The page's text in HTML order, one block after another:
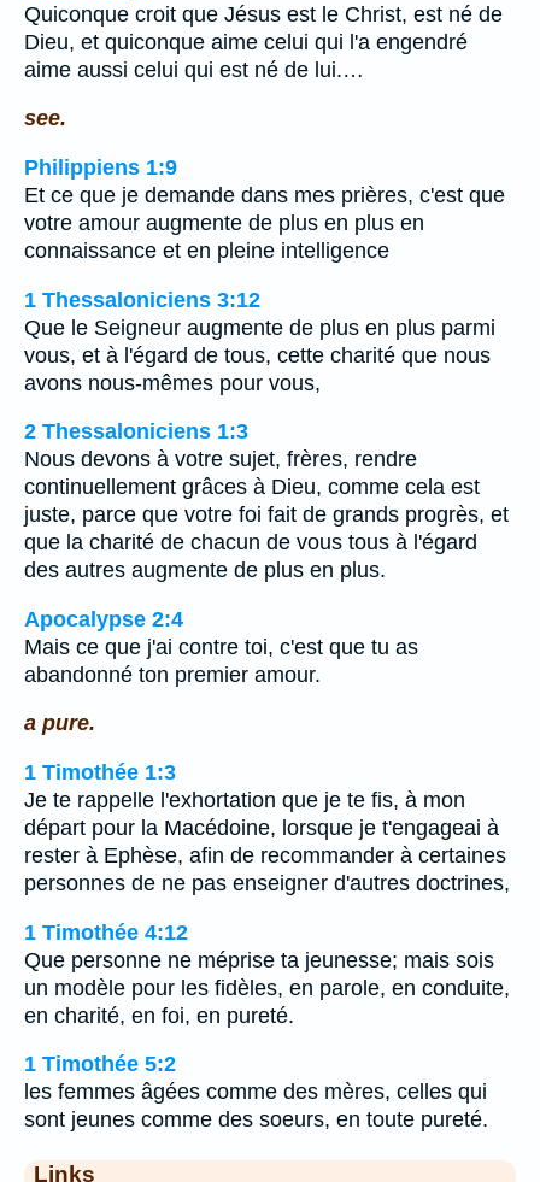
Quiconque croit que Jésus est le Christ, est né de
Dieu, et quiconque aime celui qui l'a engendré
aime aussi celui qui est né de lui.…
see.
Philippiens 1:9
Et ce que je demande dans mes prières, c'est que
votre amour augmente de plus en plus en
connaissance et en pleine intelligence
1 Thessaloniciens 3:12
Que le Seigneur augmente de plus en plus parmi
vous, et à l'égard de tous, cette charité que nous
avons nous-mêmes pour vous,
2 Thessaloniciens 1:3
Nous devons à votre sujet, frères, rendre
continuellement grâces à Dieu, comme cela est
juste, parce que votre foi fait de grands progrès, et
que la charité de chacun de vous tous à l'égard
des autres augmente de plus en plus.
Apocalypse 2:4
Mais ce que j'ai contre toi, c'est que tu as
abandonné ton premier amour.
a pure.
1 Timothée 1:3
Je te rappelle l'exhortation que je te fis, à mon
départ pour la Macédoine, lorsque je t'engageai à
rester à Ephèse, afin de recommander à certaines
personnes de ne pas enseigner d'autres doctrines,
1 Timothée 4:12
Que personne ne méprise ta jeunesse; mais sois
un modèle pour les fidèles, en parole, en conduite,
en charité, en foi, en pureté.
1 Timothée 5:2
les femmes âgées comme des mères, celles qui
sont jeunes comme des soeurs, en toute pureté.
Links